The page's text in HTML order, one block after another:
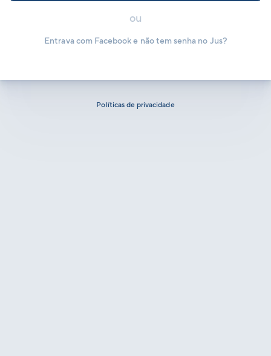
ou
Entrava com Facebook e não tem senha no Jus?
Políticas de privacidade